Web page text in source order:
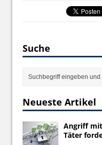
Suche
Neueste Artikel
Angriff mit
Täter